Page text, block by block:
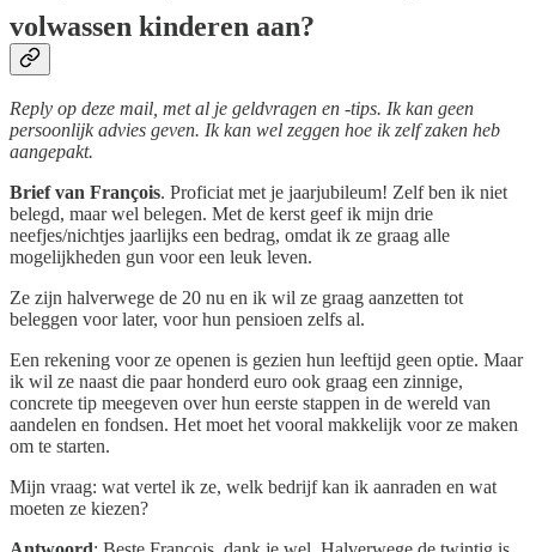
volwassen kinderen aan?
Reply op deze mail, met al je geldvragen en -tips. Ik kan geen
persoonlijk advies geven. Ik kan wel zeggen hoe ik zelf zaken heb
aangepakt.
Brief van François. Proficiat met je jaarjubileum! Zelf ben ik niet
belegd, maar wel belegen. Met de kerst geef ik mijn drie
neefjes/nichtjes jaarlijks een bedrag, omdat ik ze graag alle
mogelijkheden gun voor een leuk leven.
Ze zijn halverwege de 20 nu en ik wil ze graag aanzetten tot
beleggen voor later, voor hun pensioen zelfs al.
Een rekening voor ze openen is gezien hun leeftijd geen optie. Maar
ik wil ze naast die paar honderd euro ook graag een zinnige,
concrete tip meegeven over hun eerste stappen in de wereld van
aandelen en fondsen. Het moet het vooral makkelijk voor ze maken
om te starten.
Mijn vraag: wat vertel ik ze, welk bedrijf kan ik aanraden en wat
moeten ze kiezen?